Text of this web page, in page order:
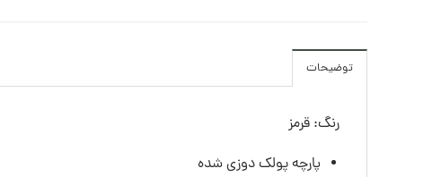
توضیحات
رنگ: قرمز
پارچه پولک دوزی شده